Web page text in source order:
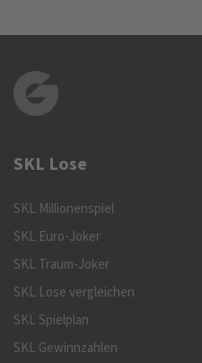
SKL Lose
SKL Millionenspiel
SKL Euro-Joker
SKL Traum-Joker
SKL Lose vergleichen
SKL Spielplan
SKL Gewinnzahlen